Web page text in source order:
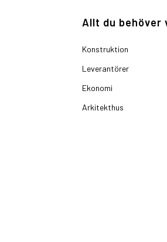
Allt du behöver
Konstruktion
Leverantörer
Ekonomi
Arkitekthus